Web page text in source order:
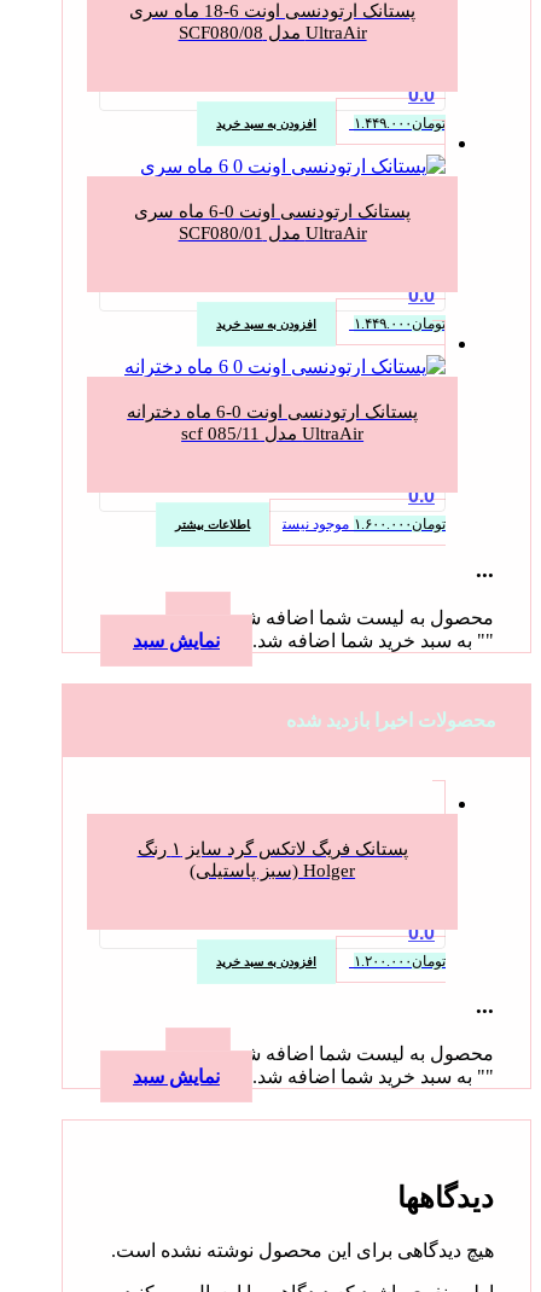
پستانک ارتودنسی اونت 6-18 ماه سری
UltraAir مدل SCF080/08
0.0
تومان۱.۴۴۹.۰۰۰ افزودن به سبد خرید
پستانک ارتودنسی اونت 0-6 ماه سری
UltraAir مدل SCF080/01
0.0
تومان۱.۴۴۹.۰۰۰ افزودن به سبد خرید
پستانک ارتودنسی اونت 0-6 ماه دخترانه
UltraAir مدل scf 085/11
0.0
تومان۱.۶۰۰.۰۰۰ موجود نیست اطلاعات بیشتر
...
محصول به لیست شما اضافه شد.
"" به سبد خرید شما اضافه شد. نمایش سبد
محصولات اخیرا بازدید شده
پستانک فریگ لاتکس گرد سایز ۱ رنگ
Holger (سبز پاستیلی)
0.0
تومان۱.۲۰۰.۰۰۰ افزودن به سبد خرید
...
محصول به لیست شما اضافه شد.
"" به سبد خرید شما اضافه شد. نمایش سبد
دیدگاهها
هیچ دیدگاهی برای این محصول نوشته نشده است.